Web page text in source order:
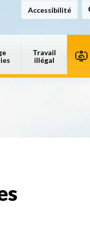
Accessibilité
Travail
illégal